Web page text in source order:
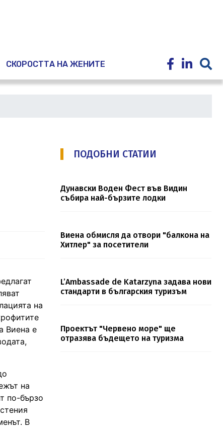
СКОРОСТТА НА ЖЕНИТЕ
на
Виена е
на
по-бързо
В
ПОДОБНИ СТАТИИ
Дунавски Воден Фест във Видин
събира най-бързите лодки
Виена обмисля да отвори "балкона на
Хитлер" за посетители
L’Ambassade de Katarzyna задава нови
стандарти в българския туризъм
Проектът "Червено море" ще
отразява бъдещето на туризма